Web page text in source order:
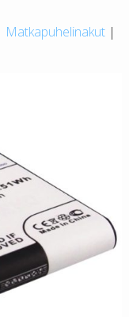
Matkapuhelinakut|